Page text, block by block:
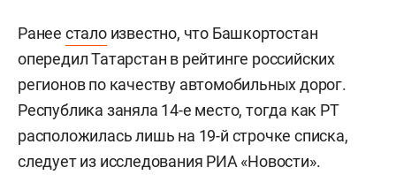
Ранее сталоизвестно, что Башкортостан
опередил Татарстан в рейтинге российских
регионов по качеству автомобильных дорог.
Республика заняла 14-е место, тогда как РТ
расположилась лишь на 19-й строчке списка,
следует из исследования РИА «Новости».